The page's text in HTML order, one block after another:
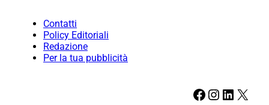
Contatti
Policy Editoriali
Redazione
Per la tua pubblicità
Facebook Instagram LinkedIn X